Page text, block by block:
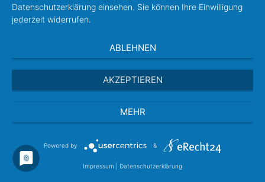
Datenschutzerklärung einsehen. Sie können Ihre Einwilligung
jederzeit widerrufen.
ABLEHNEN
AKZEPTIEREN
MEHR
Powered by &
Impressum Datenschutzerklärung